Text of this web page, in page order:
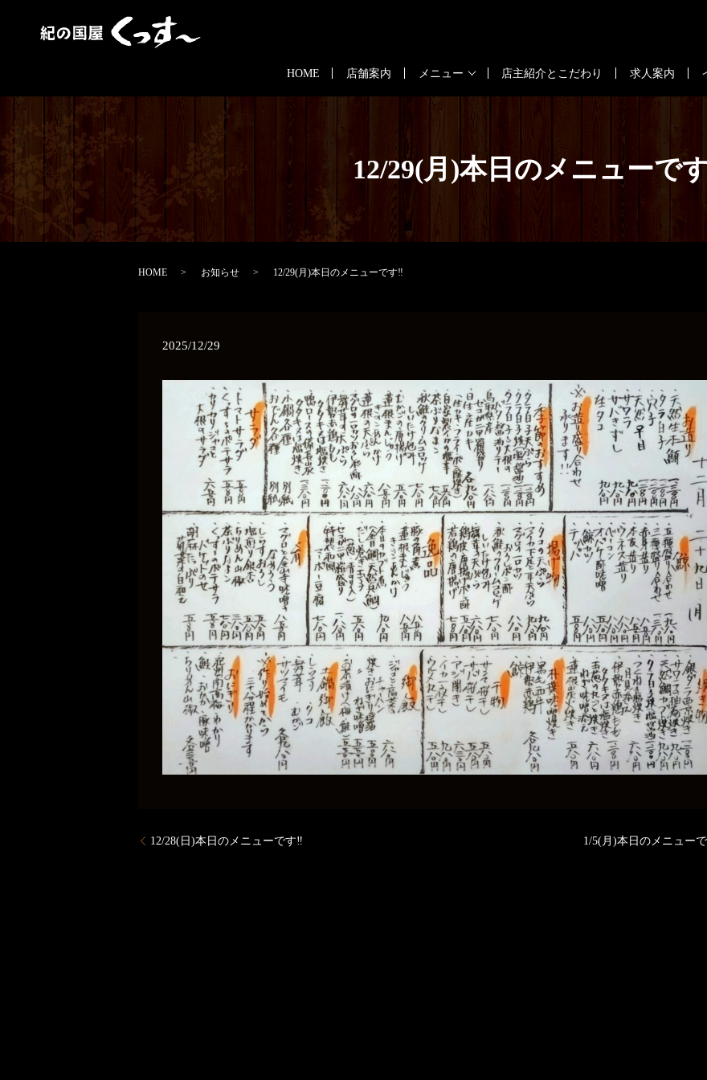
HOME 店舗案内 メニュー 店主紹介とこだわり 求人案内
12/29(月)本日のメニューで
HOME お知らせ 12/29(月)本日のメニューです‼️
2025/12/29
12/28(日)本日のメニューです‼️ 1/5(月)本日のメニュー